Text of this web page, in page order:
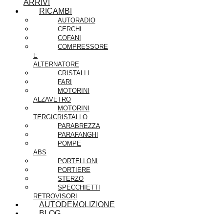
ARRIVI
RICAMBI
AUTORADIO
CERCHI
COFANI
COMPRESSORE
E
ALTERNATORE
CRISTALLI
FARI
MOTORINI
ALZAVETRO
MOTORINI
TERGICRISTALLO
PARABREZZA
PARAFANGHI
POMPE
ABS
PORTELLONI
PORTIERE
STERZO
SPECCHIETTI
RETROVISORI
AUTODEMOLIZIONE